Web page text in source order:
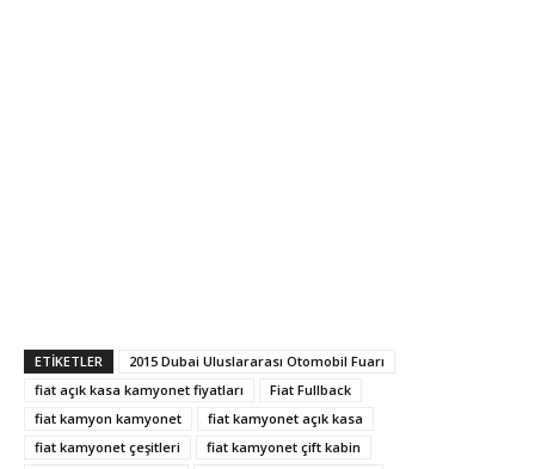
ETIKETLER
2015 Dubai Uluslararası Otomobil Fuarı
fiat açık kasa kamyonet fiyatları
Fiat Fullback
fiat kamyon kamyonet
fiat kamyonet açık kasa
fiat kamyonet çeşitleri
fiat kamyonet çift kabin